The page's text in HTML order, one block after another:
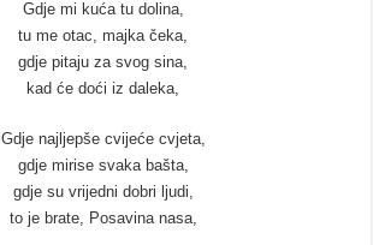
Gdje mi kuća tu dolina,
tu me otac, majka čeka,
gdje pitaju za svog sina,
kad će doći iz daleka,
Gdje najljepše cvijeće cvjeta,
gdje mirise svaka bašta,
gdje su vrijedni dobri ljudi,
to je brate, Posavina nasa,